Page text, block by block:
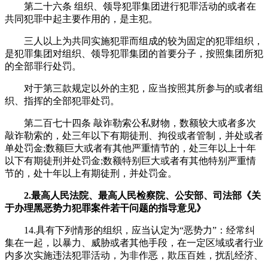
第二十六条 组织、领导犯罪集团进行犯罪活动的或者在
共同犯罪中起主要作用的，是主犯。
三人以上为共同实施犯罪而组成的较为固定的犯罪组织，
是犯罪集团对组织、领导犯罪集团的首要分子，按照集团所犯
的全部罪行处罚。
对于第三款规定以外的主犯，应当按照其所参与的或者组
织、指挥的全部犯罪处罚。
第二百七十四条 敲诈勒索公私财物，数额较大或者多次
敲诈勒索的，处三年以下有期徒刑、拘役或者管制，并处或者
单处罚金;数额巨大或者有其他严重情节的，处三年以上十年
以下有期徒刑并处罚金;数额特别巨大或者有其他特别严重情
节的，处十年以上有期徒刑，并处罚金。
2.最高人民法院、 最高人民检察院、公安部、司法部《关
于办理黑恶势力犯罪案件若干问题的指导意见》
14.具有下列情形的组织，应当认定为“恶势力”：经常纠
集在一起，以暴力、威胁或者其他手段，在一定区域或者行业
内多次实施违法犯罪活动，为非作恶，欺压百姓，扰乱经济、